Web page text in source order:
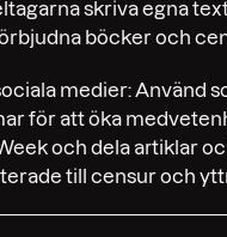
skriva egna
böcker och
medier: Använd
för att öka
och dela artiklar
till censur och